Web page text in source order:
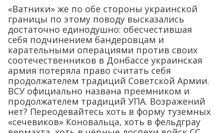
«Ватники» же по обе стороны украинской
границы по этому поводу высказались
достаточно единодушно: обесчестившая
себя подчинением бандеровцам и
карательными операциями против своих
соотечественников в Донбассе украинская
армия потеряла право считать себя
продолжателем традиций Советской Армии.
ВСУ официально названа преемником и
продолжателем традиций УПА. Возражений
нет? Переодевайтесь хоть в форму туземных
«сечевиков» Коновальца, хоть в фельдграу